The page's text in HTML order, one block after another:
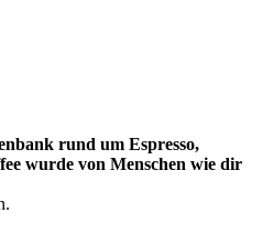
rund um Espresso,
wurde von Menschen wie dir